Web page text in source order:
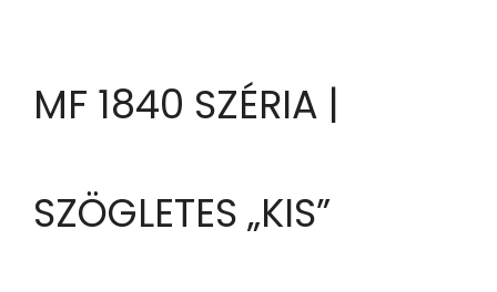
MF 1840 SZÉRIA |
SZÖGLETES „KIS”